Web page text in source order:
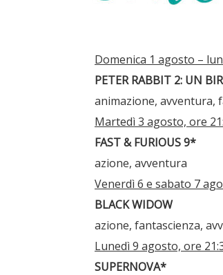
Domenica 1 agosto –
PETER RABBIT 2: UN
animazione, avventura,
Martedì 3 agosto, ore
FAST & FURIOUS 9*
azione, avventura
Venerdì 6 e sabato 7
BLACK WIDOW
azione, fantascienza,
Lunedì 9 agosto, ore
SUPERNOVA*